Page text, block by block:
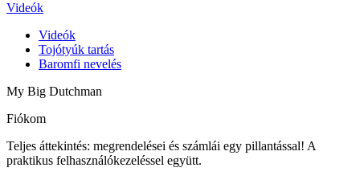
Videók
Videók
Tojótyúk tartás
Baromfi nevelés
My Big Dutchman
Fiókom
Teljes áttekintés: megrendelései és számlái egy pillantással! A
praktikus felhasználókezeléssel együtt.